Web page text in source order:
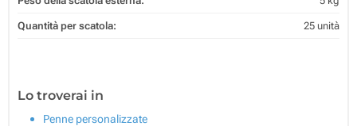
Quantità per scatola: 25 unità
Lo troverai in
Penne personalizzate